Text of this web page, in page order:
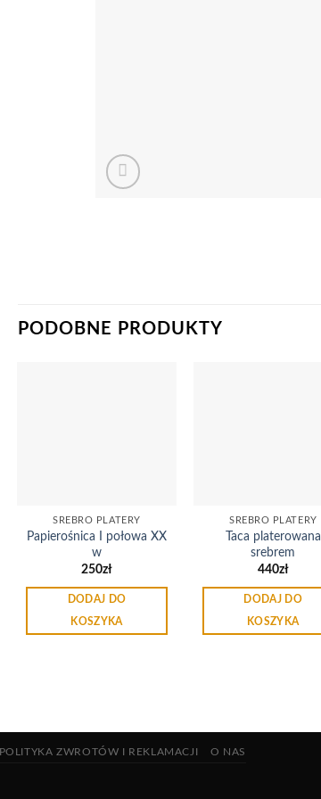
PODOBNE PRODUKTY
SREBRO PLATERY
Papierośnica I połowa XX
w
250zł
DODAJ DO
KOSZYKA
SREBRO PLATERY
Taca platerowana
srebrem
440zł
DODAJ DO
KOSZYKA
POLITYKA ZWROTÓW I REKLAMACJI O NAS